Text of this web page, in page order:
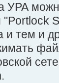
УРА
"Portlock
и тем и